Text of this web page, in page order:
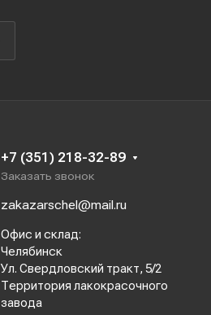
+7 (351) 218-32-89
Заказать звонок
zakazarschel@mail.ru
Офис и склад:
Челябинск
Ул. Свердловский тракт, 5/2
Территория лакокрасочного
завода